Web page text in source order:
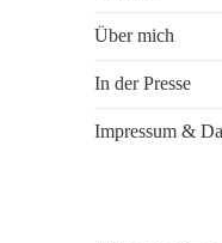
Über mich
In der Presse
Impressum &